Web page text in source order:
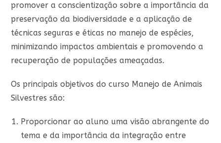
promover a conscientização sobre a importância da
preservação da biodiversidade e a aplicação de
técnicas seguras e éticas no manejo de espécies,
minimizando impactos ambientais e promovendo a
recuperação de populações ameaçadas.
Os principais objetivos do curso Manejo de Animais
Silvestres são:
Proporcionar ao aluno uma visão abrangente do
tema e da importância da integração entre